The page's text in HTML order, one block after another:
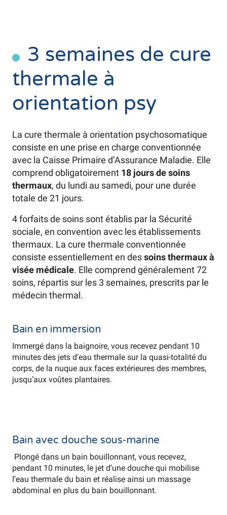
3 semaines de cure
thermale à
orientation psy
La cure thermale à orientation psychosomatique
consiste en une prise en charge conventionnée
avec la Caisse Primaire d’Assurance Maladie. Elle
comprend obligatoirement 18 jours de soins
thermaux, du lundi au samedi, pour une durée
totale de 21 jours.
4 forfaits de soins sont établis par la Sécurité
sociale, en convention avec les établissements
thermaux. La cure thermale conventionnée
consiste essentiellement en dessoins thermaux à
visée médicale. Elle comprend généralement 72
soins, répartis sur les 3 semaines, prescrits par le
médecin thermal.
Bain en immersion
Immergé dans la baignoire, vous recevez pendant 10
minutes des jets d’eau thermale sur la quasi-totalité du
corps, de la nuque aux faces extérieures des membres,
jusqu’aux voûtes plantaires.
Bain avec douche sous-marine
Plongé dans un bain bouillonnant, vous recevez,
pendant 10 minutes, le jet d’une douche qui mobilise
l’eau thermale du bain et réalise ainsi un massage
abdominal en plus du bain bouillonnant.